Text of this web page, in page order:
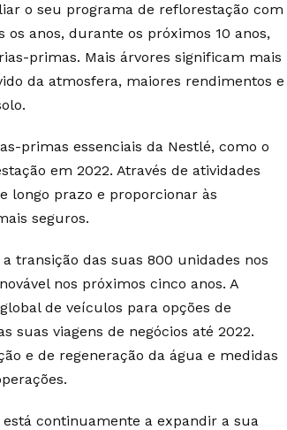
o seu programa de reflorestação com
anos, durante os próximos 10 anos,
primas. Mais árvores significam mais
da atmosfera, maiores rendimentos e
primas essenciais da Nestlé, como o
em 2022. Através de atividades
longo prazo e proporcionar às
seguros.
transição das suas 800 unidades nos
nos próximos cinco anos. A
de veículos para opções de
suas viagens de negócios até 2022.
e de regeneração da água e medidas
está continuamente a expandir a sua